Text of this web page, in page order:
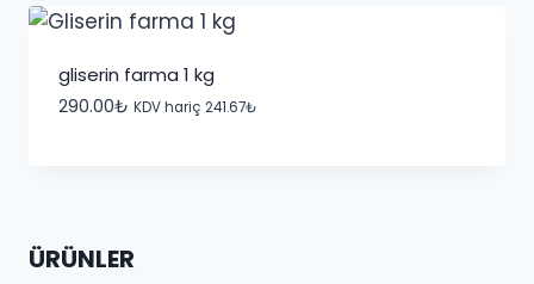
gliserin farma 1 kg
290.00₺ KDV hariç 241.67₺
ÜRÜNLER